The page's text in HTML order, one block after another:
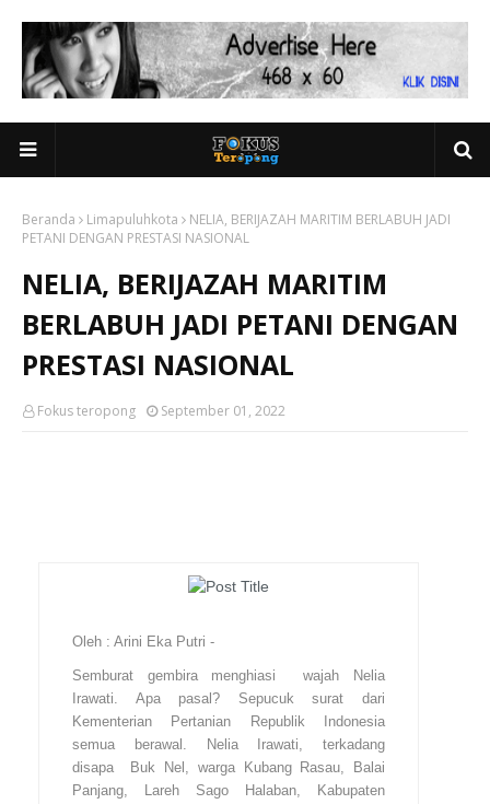
Beranda Limapuluhkota
NELIA, BERIJAZAH MARITIM BERLABUH JADI
PETANI DENGAN PRESTASI NASIONAL
NELIA, BERIJAZAH MARITIM
BERLABUH JADI PETANI DENGAN
PRESTASI NASIONAL
Fokus teropong September 01, 2022
Oleh : Arini Eka Putri -
Semburat gembira menghiasi wajah Nelia
Irawati. Apa pasal? Sepucuk surat dari
Kementerian Pertanian Republik Indonesia
semua berawal. Nelia Irawati, terkadang
disapa Buk Nel, warga Kubang Rasau, Balai
Panjang, Lareh Sago Halaban, Kabupaten